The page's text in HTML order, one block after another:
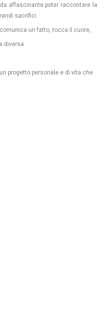
affascinante poter raccontare la
sacrifici.
un fatto, tocca il cuore,
diversa.
progetto personale e di vita che